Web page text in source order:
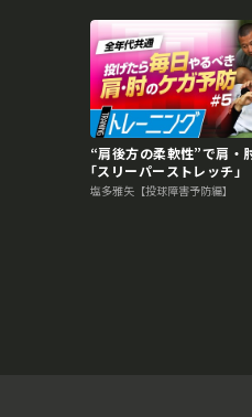
“肩後方の柔軟性”で肩・
｢スリーパーストレッチ
塩多雅矢【投球障害予防編】